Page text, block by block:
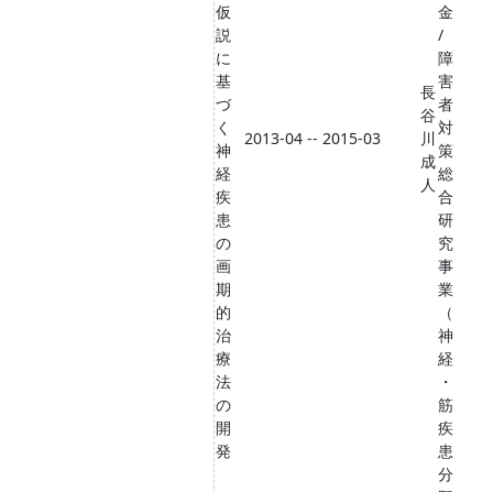
仮
説
に
基
づ
く
神
経
疾
患
の
画
期
的
治
療
法
の
開
発
2013-04 -- 2015-03
長
谷
川
成
人
金
/
障
害
者
対
策
総
合
研
究
事
業
（
神
経
・
筋
疾
患
分